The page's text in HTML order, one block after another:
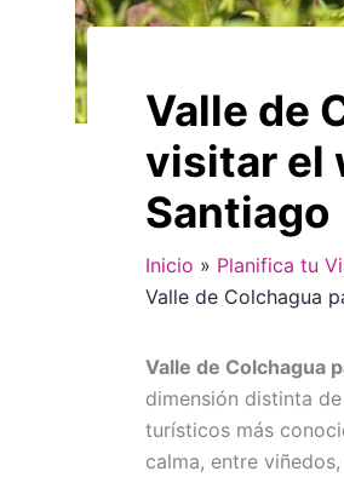
Valle de
visitar el
Santiago
Inicio
Planifica tu
Valle de Colchagua
Valle de Colchagua
dimensión distinta
turísticos más
calma, entre